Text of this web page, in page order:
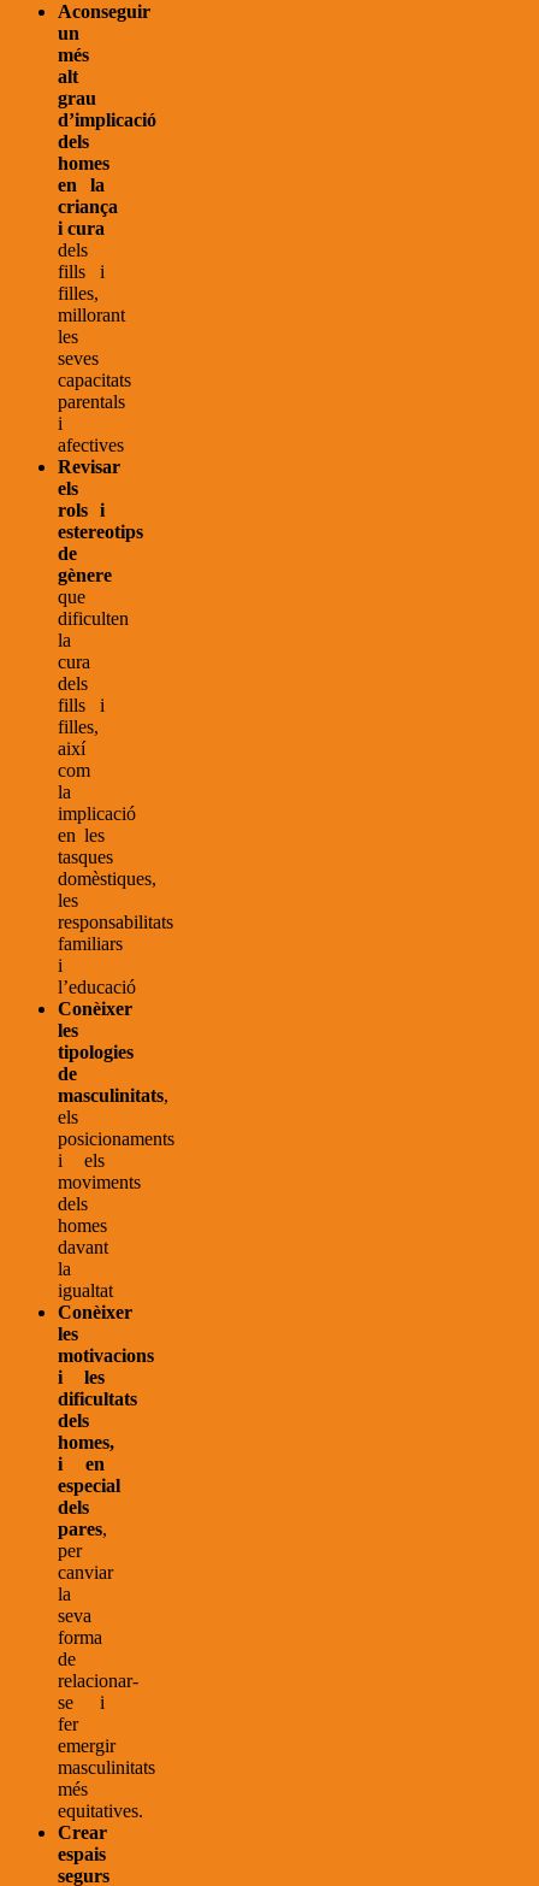
Aconseguir
un
més
alt
grau
d’implicació
dels
homes
en la
criança
i cura
dels
fills i
filles,
millorant
les
seves
capacitats
parentals
i
afectives
Revisar
els
rols i
estereotips
de
gènere
que
dificulten
la
cura
dels
fills i
filles,
així
com
la
implicació
en les
tasques
domèstiques,
les
responsabilitats
familiars
i
l’educació
Conèixer
les
tipologies
de
masculinitats,
els
posicionaments
i els
moviments
dels
homes
davant
la
igualtat
Conèixer
les
motivacions
i les
dificultats
dels
homes,
i en
especial
dels
pares,
per
canviar
la
seva
forma
de
relacionar-
se i
fer
emergir
masculinitats
més
equitatives.
Crear
espais
segurs